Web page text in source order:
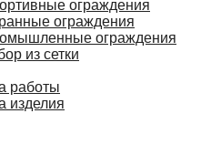
ограждения
ограждения
ограждения
из сетки
работы
изделия